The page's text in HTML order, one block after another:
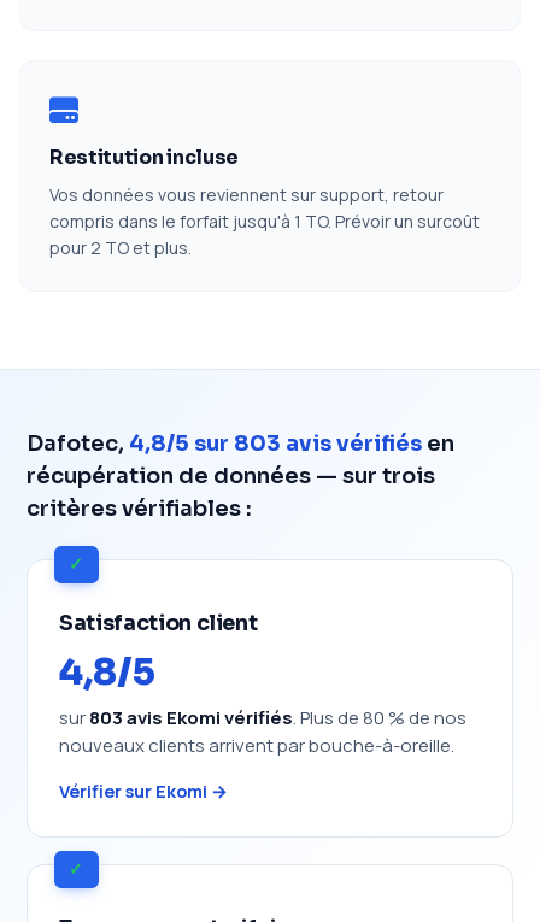
Restitution incluse
Vos données vous reviennent sur support, retour
compris dans le forfait jusqu'à 1 TO. Prévoir un surcoût
pour 2 TO et plus.
Dafotec, 4,8/5 sur 803 avis vérifiés en
récupération de données — sur trois
critères vérifiables :
✓
Satisfaction client
4,8/5
sur803 avis Ekomi vérifiés. Plus de 80 % de nos
nouveaux clients arrivent par bouche-à-oreille.
Vérifier sur Ekomi →
✓